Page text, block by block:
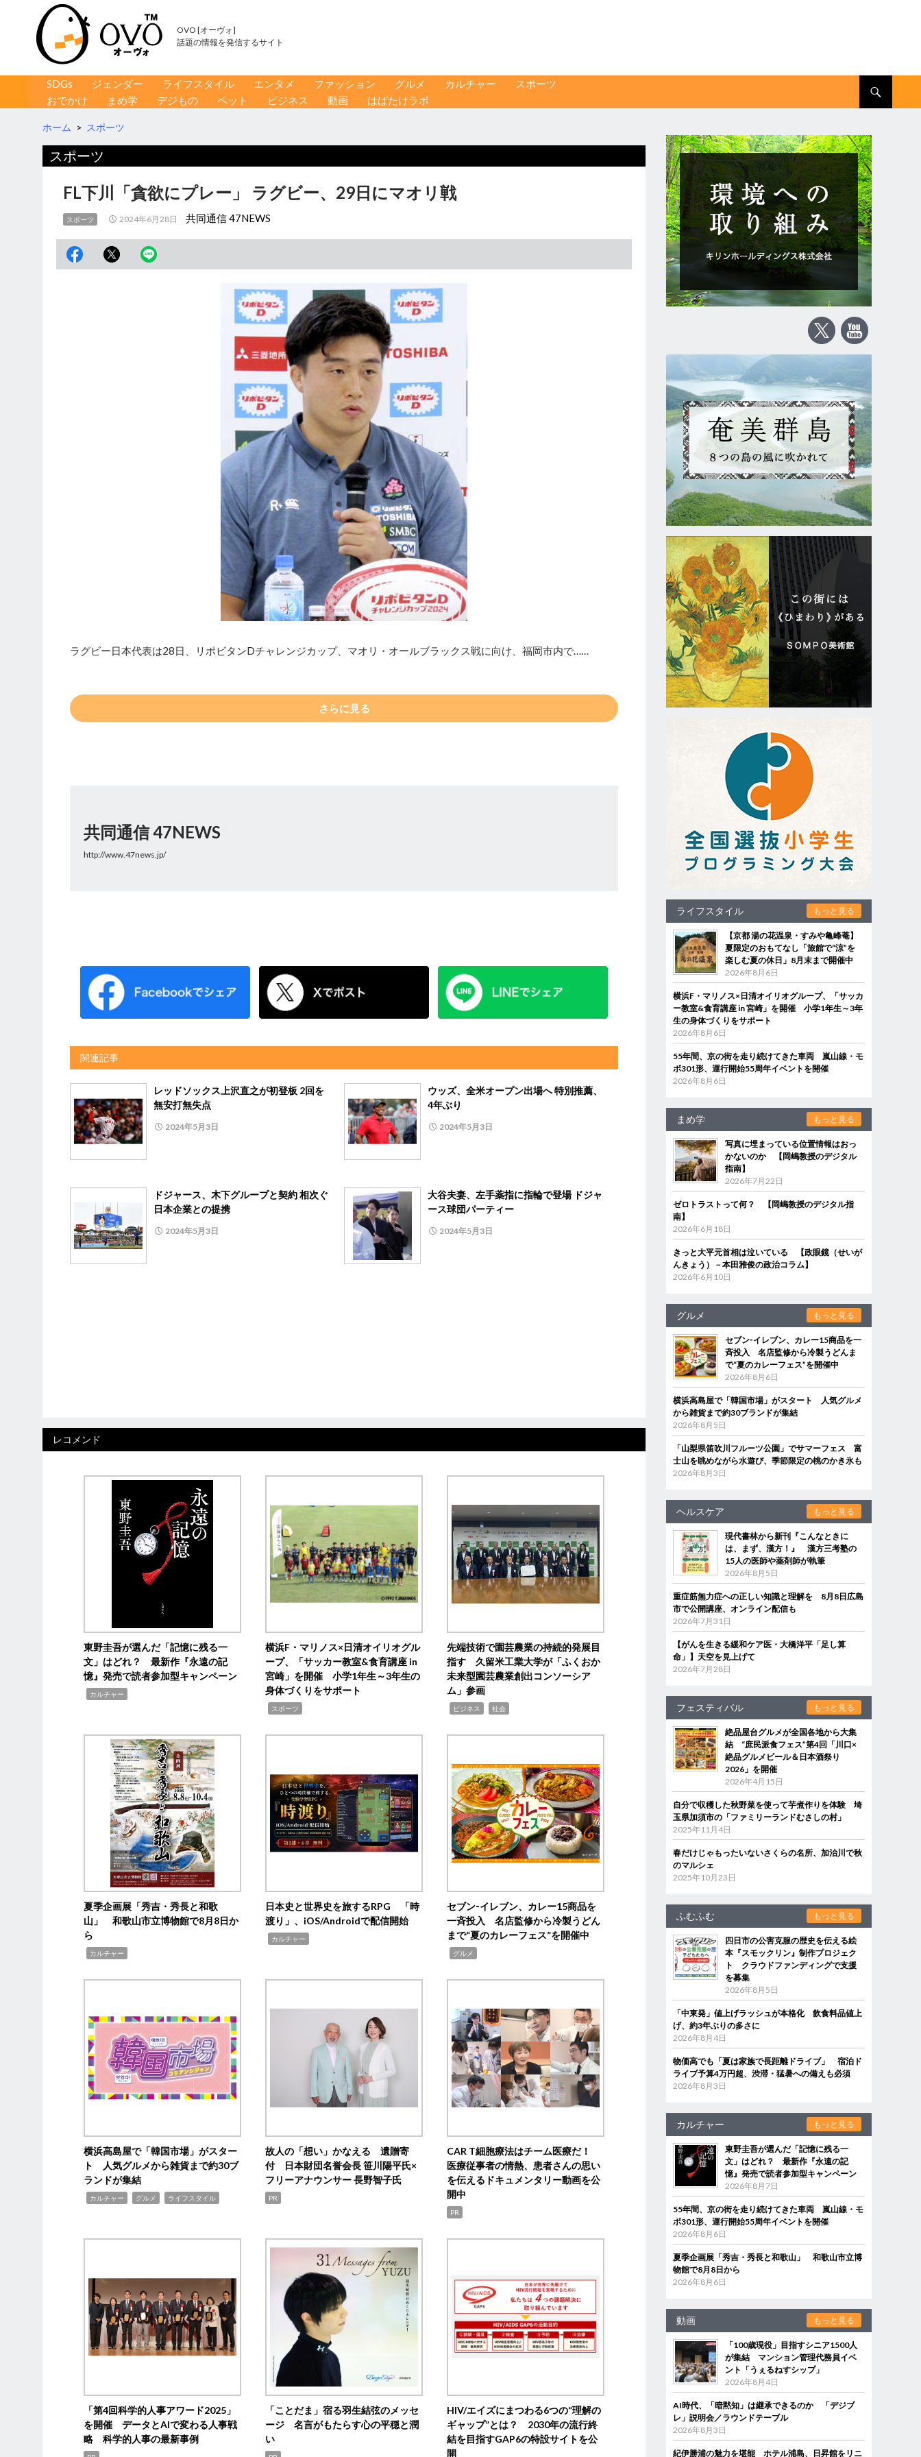
OVO [オーヴォ]
話題の情報を発信するサイト
コンテンツへ移動
SDGs ジェンダー ライフスタイル エンタメ ファッション グルメ カルチャー
スポーツ
おでかけ
まめ学 デジもの ペット ビジネス 動画 はばたけラボ
ホーム > スポーツ
スポーツ
FL下川「貪欲にプレー」 ラグビー、29日にマオリ戦
スポーツ 2024年6月28日 共同通信 47NEWS
ラグビー日本代表は28日、リポビタンDチャレンジカップ、マオリ・オールブラックス戦に向け、福岡市内で……
さらに見る
共同通信 47NEWS
http://www.47news.jp/
関連記事
レッドソックス上沢直之が初登板 2回を
無安打無失点
2024年5月3日
ウッズ、全米オープン出場へ 特別推薦、
4年ぶり
2024年5月3日
ドジャース、木下グループと契約 相次ぐ
日本企業との提携
2024年5月3日
大谷夫妻、左手薬指に指輪で登場 ドジャ
ース球団パーティー
2024年5月3日
レコメンド
東野圭吾が選んだ「記憶に残る一
文」はどれ？ 最新作『永遠の記
憶』発売で読者参加型キャンペーン
カルチャー
横浜F・マリノス×日清オイリオグル
ープ、「サッカー教室&食育講座 in
宮崎」を開催 小学1年生～3年生の
身体づくりをサポート
スポーツ
先端技術で園芸農業の持続的発展目
指す 久留米工業大学が「ふくおか
未来型園芸農業創出コンソーシア
ム」参画
ビジネス 社会
夏季企画展「秀吉・秀長と和歌
山」 和歌山市立博物館で8月8日か
ら
カルチャー
日本史と世界史を旅するRPG 「時
渡り」、iOS/Androidで配信開始
カルチャー
セブン‐イレブン、カレー15商品を
一斉投入 名店監修から冷製うどん
まで“夏のカレーフェス”を開催中
グルメ
横浜高島屋で「韓国市場」がスター
ト 人気グルメから雑貨まで約30ブ
ランドが集結
カルチャー グルメ ライフスタイル
故人の「想い」かなえる 遺贈寄
付 日本財団名誉会長 笹川陽平氏×
フリーアナウンサー 長野智子氏
PR
CAR T細胞療法はチーム医療だ！
医療従事者の情熱、患者さんの思い
を伝えるドキュメンタリー動画を公
開中
PR
「第4回科学的人事アワード2025」
を開催 データとAIで変わる人事戦
略 科学的人事の最新事例
「ことだま」宿る羽生結弦のメッセ
ージ 名言がもたらす心の平穏と潤
い
HIV/エイズにまつわる6つの“理解の
ギャップ”とは？ 2030年の流行終
結を目指すGAP6の特設サイトを公
開
ライフスタイル もっと見る
【京都 湯の花温泉・すみや亀峰菴】
夏限定のおもてなし「旅館で“涼”を
楽しむ夏の休日」8月末まで開催中
2026年8月6日
横浜F・マリノス×日清オイリオグループ、「サッカ
ー教室&食育講座 in 宮崎」を開催 小学1年生～3年
生の身体づくりをサポート
2026年8月6日
55年間、京の街を走り続けてきた車両 嵐山線・モ
ボ301形、運行開始55周年イベントを開催
2026年8月6日
まめ学 もっと見る
写真に埋まっている位置情報はおっ
かないのか 【岡嶋教授のデジタル
指南】
2026年7月22日
ゼロトラストって何？ 【岡嶋教授のデジタル指
南】
2026年6月18日
きっと大平元首相は泣いている 【政眼鏡（せいが
んきょう）－本田雅俊の政治コラム】
2026年6月10日
グルメ もっと見る
セブン‐イレブン、カレー15商品を一
斉投入 名店監修から冷製うどんま
で“夏のカレーフェス”を開催中
2026年8月6日
横浜高島屋で「韓国市場」がスタート 人気グルメ
から雑貨まで約30ブランドが集結
2026年8月5日
「山梨県笛吹川フルーツ公園」でサマーフェス 富
士山を眺めながら水遊び、季節限定の桃のかき氷も
2026年8月3日
ヘルスケア もっと見る
現代書林から新刊『こんなときに
は、まず、漢方！』 漢方三考塾の
15人の医師や薬剤師が執筆
2026年8月5日
重症筋無力症への正しい知識と理解を 8月8日広島
市で公開講座、オンライン配信も
2026年7月31日
【がんを生きる緩和ケア医・大橋洋平「足し算
命」】天空を見上げて
2026年7月28日
フェスティバル もっと見る
絶品屋台グルメが全国各地から大集
結 “庶民派食フェス”第4回「川口×
絶品グルメビール＆日本酒祭り
2026」を開催
2026年4月15日
自分で収穫した秋野菜を使って芋煮作りを体験 埼
玉県加須市の「ファミリーランドむさしの村」
2025年11月4日
春だけじゃもったいないさくらの名所、加治川で秋
のマルシェ
2025年10月23日
ふむふむ もっと見る
四日市の公害克服の歴史を伝える絵
本『スモックリン』制作プロジェク
ト クラウドファンディングで支援
を募集
2026年8月5日
「中東発」値上げラッシュが本格化 飲食料品値上
げ、約3年ぶりの多さに
2026年8月4日
物価高でも「夏は家族で長距離ドライブ」 宿泊ド
ライブ予算4万円超、渋滞・猛暑への備えも必須
2026年8月3日
カルチャー もっと見る
東野圭吾が選んだ「記憶に残る一
文」はどれ？ 最新作『永遠の記
憶』発売で読者参加型キャンペーン
2026年8月7日
55年間、京の街を走り続けてきた車両 嵐山線・モ
ボ301形、運行開始55周年イベントを開催
2026年8月6日
夏季企画展「秀吉・秀長と和歌山」 和歌山市立博
物館で8月8日から
2026年8月6日
動画 もっと見る
「100歳現役」目指すシニア1500人
が集結 マンション管理代務員イベ
ント「うぇるねすシップ」
2026年8月4日
AI時代、「暗黙知」は継承できるのか 「デジブ
レ」説明会／ラウンドテーブル
2026年8月3日
紀伊勝浦の魅力を堪能 ホテル浦島、日昇館をリニ